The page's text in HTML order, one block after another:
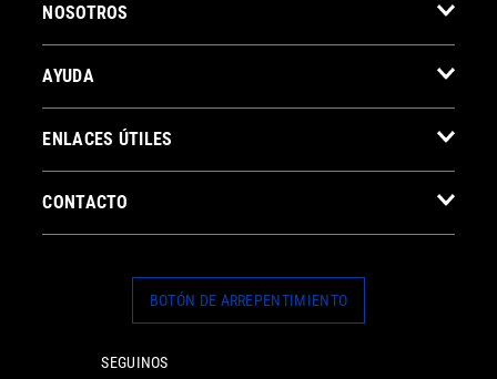
NOSOTROS
AYUDA
ENLACES ÚTILES
CONTACTO
BOTÓN DE ARREPENTIMIENTO
SEGUINOS